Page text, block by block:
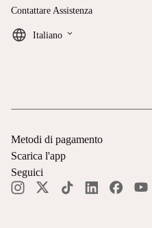
Contattare Assistenza
Italiano keyboard_arrow_down
Metodi di pagamento
Scarica l'app
Seguici